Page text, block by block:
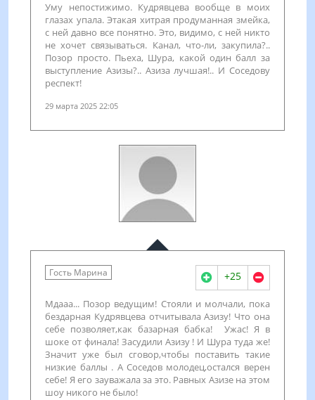
Уму непостижимо. Кудрявцева вообще в моих
глазах упала. Этакая хитрая продуманная змейка,
с ней давно все понятно. Это, видимо, с ней никто
не хочет связываться. Канал, что-ли, закупила?..
Позор просто. Пьеха, Шура, какой один балл за
выступление Азизы?.. Азиза лучшая!.. И Соседову
респект!
29 марта 2025 22:05
Гость Марина +25
Мдааа... Позор ведущим! Стояли и молчали, пока
бездарная Кудрявцева отчитывала Азизу! Что она
себе позволяет,как базарная бабка! Ужас! Я в
шоке от финала! Засудили Азизу ! И Шура туда же!
Значит уже был сговор,чтобы поставить такие
низкие баллы . А Соседов молодец,остался верен
себе! Я его зауважала за это. Равных Азизе на этом
шоу никого не было!